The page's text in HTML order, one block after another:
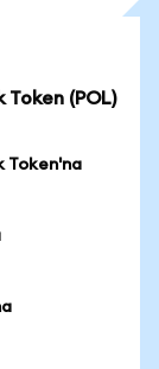
(POL)
Token'na